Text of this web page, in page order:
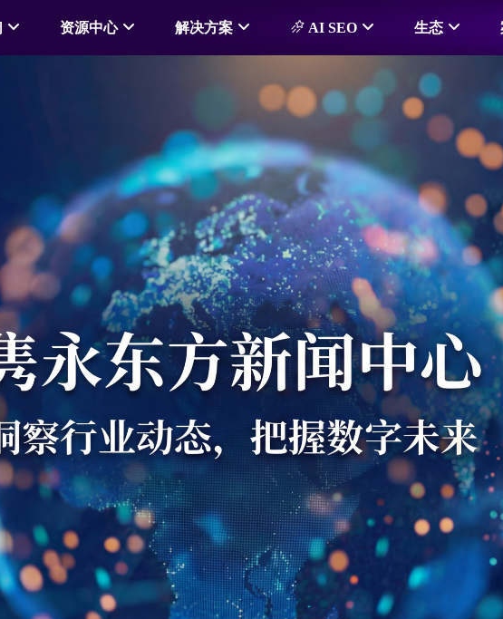
资源中心 解决方案 AI SEO 生态